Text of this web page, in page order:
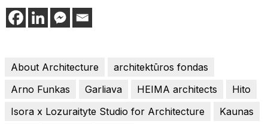
About Architecture
architektūros fondas
Arno Funkas
Garliava HEIMA architects
Hito
Isora x Lozuraityte Studio for Architecture
Kaunas